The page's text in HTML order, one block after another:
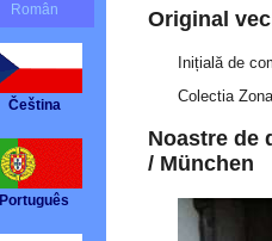
Român
Čeština
Português
Original
Inițială de
Colectia
Noastre de
/ München